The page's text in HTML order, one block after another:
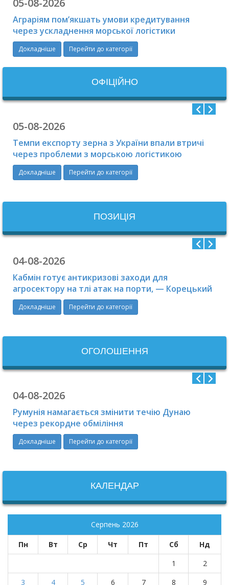
Аграріям пом’якшать умови кредитування
через ускладнення морської логістики
Докладніше Перейти до категорії
ОФIЦIЙНО
05-08-2026
Темпи експорту зерна з України впали втричі
через проблеми з морською логістикою
Докладніше Перейти до категорії
ПОЗИЦІЯ
04-08-2026
Кабмін готує антикризові заходи для
агросектору на тлі атак на порти, — Корецький
Докладніше Перейти до категорії
ОГОЛОШЕННЯ
04-08-2026
Румунія намагається змінити течію Дунаю
через рекордне обміління
Докладніше Перейти до категорії
КАЛЕНДАР
Серпень 2026
Пн Вт Ср Чт Пт Сб Нд
1
2
3
4 5 6 7 8
9